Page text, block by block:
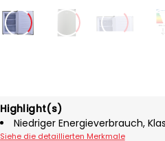
Highlight(s)
Niedriger Energieverbrauch,
Siehe die detaillierten Merkmale